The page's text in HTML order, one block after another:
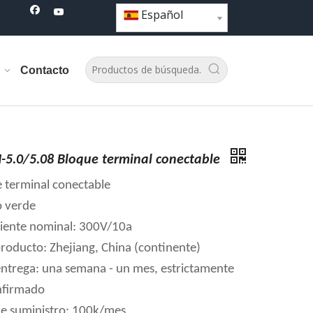
Español
Contacto
5.0/5.08 Bloque terminal conectable
terminal conectable
verde
nominal: 300V/10a
Zhejiang, China (continente)
una semana - un mes, estrictamente